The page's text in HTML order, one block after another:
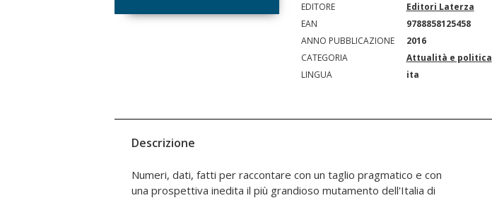
EDITORE
Editori Laterza
EAN
9788858125458
ANNO PUBBLICAZIONE
2016
CATEGORIA
Attualità e politica
LINGUA
ita
Descrizione
Numeri, dati, fatti per raccontare con un taglio pragmatico e con
una prospettiva inedita il più grandioso mutamento dell'Italia di
anno dovranno entrare in Italia – a saldo – 325 mila potenziali
lavoratori, un numero vicino a quelli entrati nel ventennio